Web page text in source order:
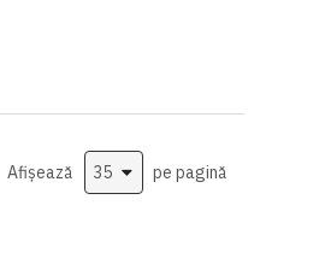
Afișează
pe pagină